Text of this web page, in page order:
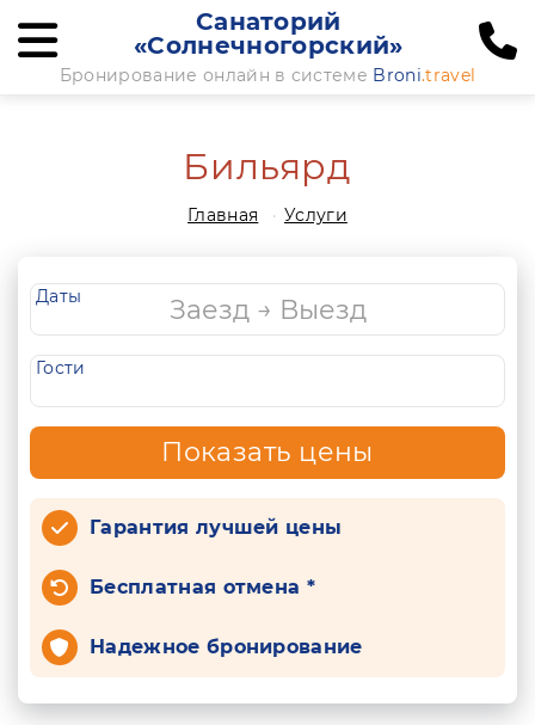
Санаторий
«Солнечногорский»
Бронирование онлайн в системе Broni.travel
Бильярд
Главная Услуги
Даты
Гости
Показать цены
Гарантия лучшей цены
Бесплатная отмена *
Надежное бронирование